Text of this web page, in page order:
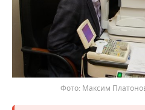
Фото: Максим